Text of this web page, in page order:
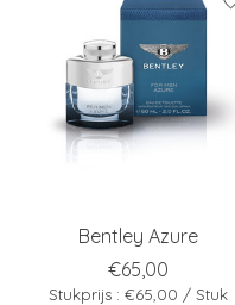
Bentley Azure
€65,00
Stukprijs : €65,00 / Stuk